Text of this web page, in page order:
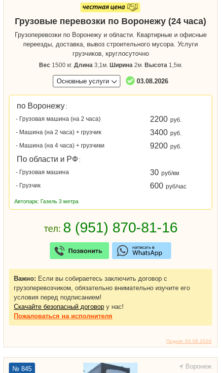
Поднят 03.08.2026
Грузовые перевозки по Воронежу (24 часа)
Грузоперевозки по Воронежу и области. Квартирные и офисные
переезды, доставка, вывоз строительного мусора. Услуги
грузчиков, круглосуточно
Вес1500 кг. Длина 3,1м. Ширина 2м. Высота 1,5м.
Основные услуги 03.08.2026
по Воронежу :
- Грузовая машина (на 2 часа)
2200 руб.
- Машина (на 2 часа) + грузчик
3400 руб.
- Машина (на 4 часа) + грузчики
9200 руб.
По области и РФ :
- Грузовая машина
30 руб/км
- Грузчик
600 руб/час
Автопарк: Газель 3 метра
Важно: Если вы собираетесь заключить договор с
грузоперевозчиком, обязательно внимательно изучите его
условия перед подписанием!
Скачайте безопасный договор у нас!
Пожаловаться на исполнителя
Воронеж
№ 845